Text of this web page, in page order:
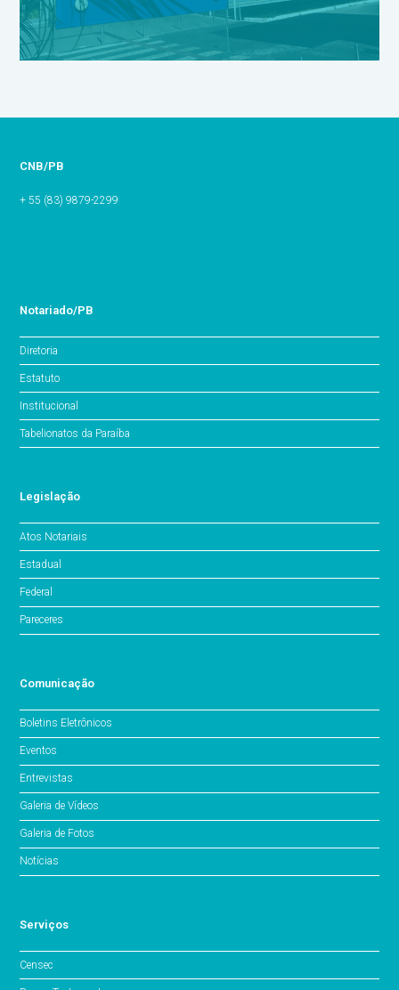
CNB/PB
+ 55 (83) 9879-2299
Notariado/PB
Diretoria
Estatuto
Institucional
Tabelionatos da Paraíba
Legislação
Atos Notariais
Estadual
Federal
Pareceres
Comunicação
Boletins Eletrônicos
Eventos
Entrevistas
Galeria de Vídeos
Galeria de Fotos
Notícias
Serviços
Censec